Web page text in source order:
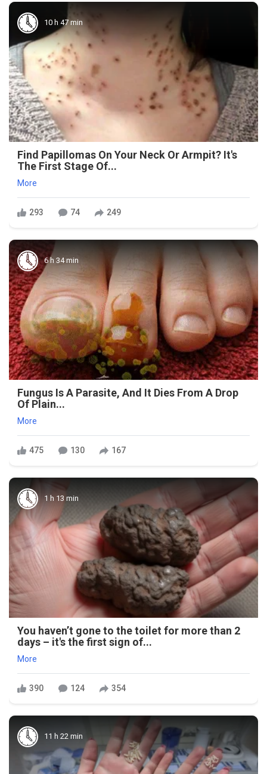
10 h 47 min
Find Papillomas On Your Neck Or Armpit? It's
The First Stage Of...
More
293 74 249
6 h 34 min
Fungus Is A Parasite, And It Dies From A Drop
Of Plain...
More
475 130 167
1 h 13 min
You haven’t gone to the toilet for more than 2
days – it's the first sign of...
More
390 124 354
11 h 22 min